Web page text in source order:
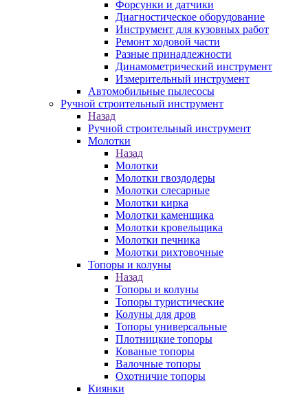
Форсунки и датчики
Диагностическое оборудование
Инструмент для кузовных работ
Ремонт ходовой части
Разные принадлежности
Динамометрический инструмент
Измерительный инструмент
Автомобильные пылесосы
Ручной строительный инструмент
Назад
Ручной строительный инструмент
Молотки
Назад
Молотки
Молотки гвоздодеры
Молотки слесарные
Молотки кирка
Молотки каменщика
Молотки кровельщика
Молотки печника
Молотки рихтовочные
Топоры и колуны
Назад
Топоры и колуны
Топоры туристические
Колуны для дров
Топоры универсальные
Плотницкие топоры
Кованые топоры
Валочные топоры
Охотничие топоры
Киянки